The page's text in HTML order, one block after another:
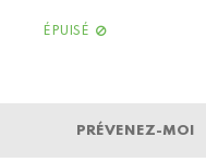
ÉPUISÉ
PRÉVENEZ-MOI